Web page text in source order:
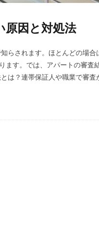
原因と対処法
らされます。ほとんどの場合
ます。では、アパートの審査
は？連帯保証人や職業で審査